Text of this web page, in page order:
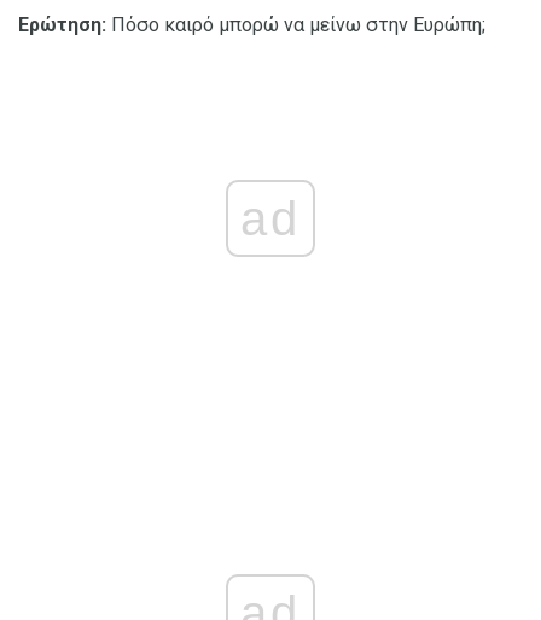
Ερώτηση: Πόσο καιρό μπορώ να μείνω στην Ευρώπη;
ad